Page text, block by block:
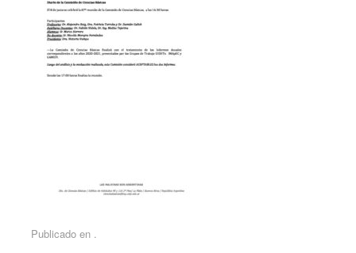
Publicado en .